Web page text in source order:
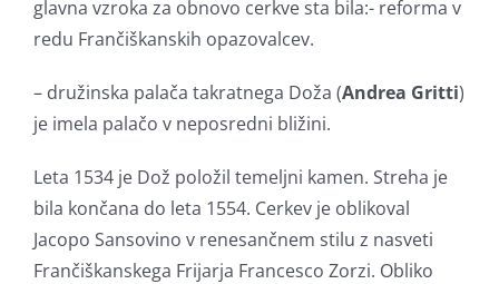
glavna vzroka za obnovo cerkve sta bila:- reforma v
redu Frančiškanskih opazovalcev.
– družinska palača takratnega Doža (Andrea Gritti)
je imela palačo v neposredni bližini.
Leta 1534 je Dož položil temeljni kamen. Streha je
bila končana do leta 1554. Cerkev je oblikoval
Jacopo Sansovino v renesančnem stilu z nasveti
Frančiškanskega Frijarja Francesco Zorzi. Obliko